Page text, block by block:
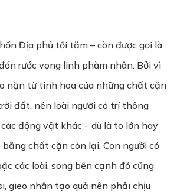
Địa phủ tối tăm – còn được gọi là
rước vong linh phàm nhân. Bởi vì
nặn từ tinh hoa của những chất cặn
đất, nên loài người có trí thông
động vật khác – dù là to lớn hay
chất cặn còn lại. Con người có
các loài, song bên cạnh đó cũng
gieo nhân tạo quả nên phải chịu